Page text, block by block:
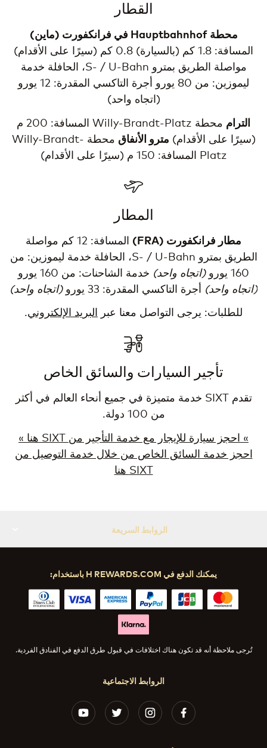
القطار
محطة Hauptbahnhof في فرانكفورت (ماين)
المسافة: 1.8 كم (بالسيارة) 0.8 كم (سيرًا على الأقدام)
مواصلة الطريق بمترو S- / U-Bahn، الحافلة خدمة
ليموزين: من 80 يورو أجرة التاكسي المقدرة: 12 يورو
(اتجاه واحد)
الترام
محطة Willy-Brandt-Platz المسافة: 200 م
(سيرًا على الأقدام) مترو الأنفاق
محطة Willy-Brandt-
Platz المسافة: 150 م (سيرًا على الأقدام)
المطار
مطار فرانكفورت (FRA)
المسافة: 12 كم مواصلة
الطريق بمترو S- / U-Bahn، الحافلة خدمة ليموزين: من
160 يورو
(اتجاه واحد) خدمة الشاحنات: من 160 يورو
(اتجاه واحد) أجرة التاكسي المقدرة: 33 يورو
(اتجاه واحد)
للطلبات: يرجى التواصل معنا عبر البريد الإلكتروني.
تأجير السيارات والسائق الخاص
تقدم SIXT خدمة متميزة في جميع أنحاء العالم في أكثر
من 100 دولة.
» احجز سيارة للإيجار مع خدمة التأجير من SIXT هنا
»
احجز خدمة السائق الخاص من خلال خدمة التوصيل من
SIXT هنا
الروابط السريعة
الروابط الاجتماعية
يمكنك الدفع في H REWARDS.COM باستخدام:
تُرجى ملاحظة أنه قد تكون هناك اختلافات في قبول طرق الدفع في الفنادق الفردية.